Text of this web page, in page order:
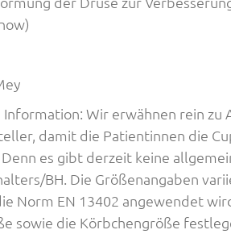
Wir erwähnen rein zu
damit die Patientinnen die
es gibt derzeit keine
BH. Die Größenangaben
Norm EN 13402 angewendet
sowie die Körbchengröße